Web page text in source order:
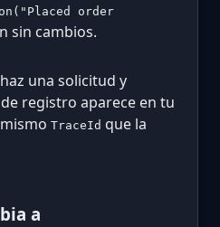
order
sin cambios.
una solicitud y
registro aparece en tu
TraceId que la
a